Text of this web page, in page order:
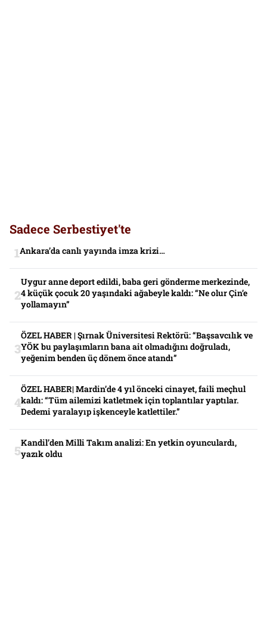
Sadece Serbestiyet'te
Ankara’da canlı yayında imza krizi…
Uygur anne deport edildi, baba geri gönderme merkezinde,
4 küçük çocuk 20 yaşındaki ağabeyle kaldı: “Ne olur Çin’e
yollamayın”
ÖZEL HABER | Şırnak Üniversitesi Rektörü: “Başsavcılık ve
YÖK bu paylaşımların bana ait olmadığını doğruladı,
yeğenim benden üç dönem önce atandı”
ÖZEL HABER| Mardin’de 4 yıl önceki cinayet, faili meçhul
kaldı: “Tüm ailemizi katletmek için toplantılar yaptılar.
Dedemi yaralayıp işkenceyle katlettiler.”
Kandil’den Milli Takım analizi: En yetkin oyunculardı,
yazık oldu